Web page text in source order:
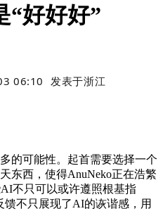
“好好好”
06:10 发表于浙江
可能性。起首需要选择一个
东西，使得AnuNeko正在浩繁
不只可以或许遵照根基指
不只展现了AI的诙谐感，用